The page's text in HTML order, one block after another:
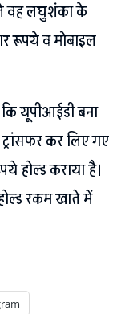
वह लघुशंका के
रूपये व मोबाइल
यूपीआईडी बना
कर लिए गए
होल्ड कराया है।
रकम खाते में